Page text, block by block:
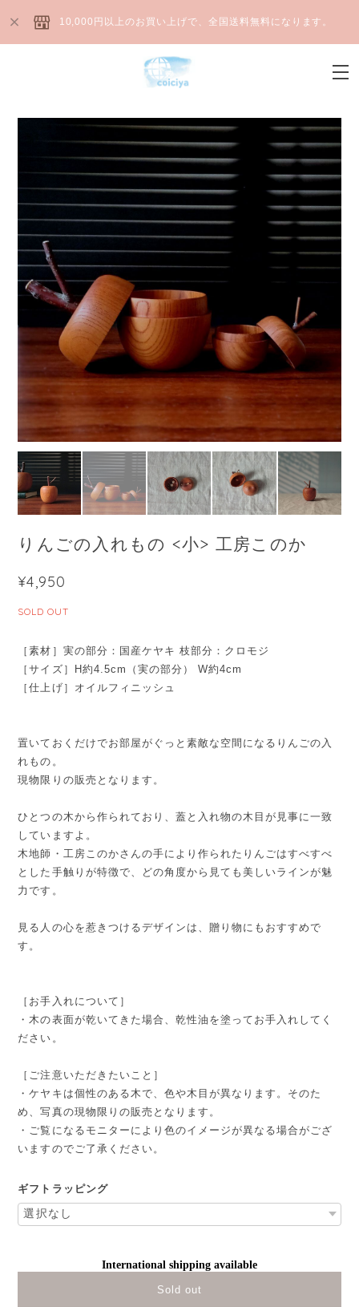
10,000円以上のお買い上げで、全国送料無料になります。
りんごの入れもの <小> 工房このか
¥4,950
SOLD OUT
［素材］実の部分：国産ケヤキ 枝部分：クロモジ
［サイズ］H約4.5cm（実の部分） W約4cm
［仕上げ］オイルフィニッシュ
置いておくだけでお部屋がぐっと素敵な空間になるりんごの入
れもの。
現物限りの販売となります。
ひとつの木から作られており、蓋と入れ物の木目が見事に一致
していますよ。
木地師・工房このかさんの手により作られたりんごはすべすべ
とした手触りが特徴で、どの角度から見ても美しいラインが魅
力です。
見る人の心を惹きつけるデザインは、贈り物にもおすすめで
す。
［お手入れについて］
・木の表面が乾いてきた場合、乾性油を塗ってお手入れしてく
ださい。
［ご注意いただきたいこと］
・ケヤキは個性のある木で、色や木目が異なります。そのた
め、写真の現物限りの販売となります。
・ご覧になるモニターにより色のイメージが異なる場合がござ
いますのでご了承ください。
ギフトラッピング
International shipping available
Sold out